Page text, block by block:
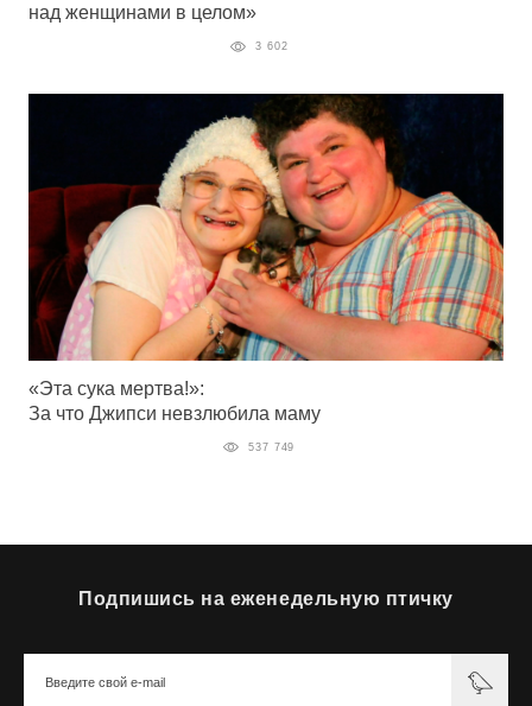
над женщинами в целом»
3 602
«Эта сука мертва!»:
За что Джипси невзлюбила маму
537 749
Подпишись на еженедельную птичку